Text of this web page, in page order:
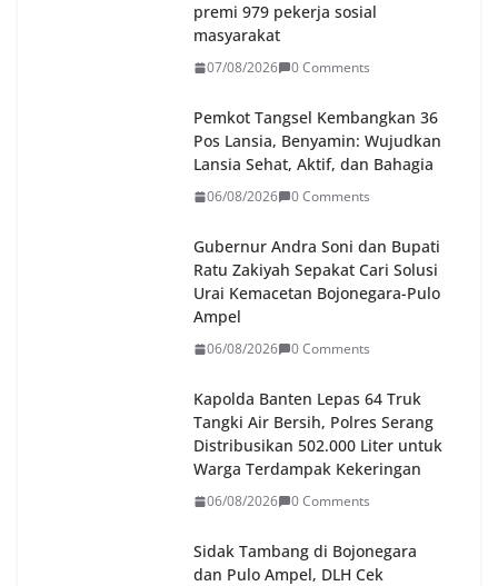
premi 979 pekerja sosial
masyarakat
07/08/2026 0 Comments
Pemkot Tangsel Kembangkan 36
Pos Lansia, Benyamin: Wujudkan
Lansia Sehat, Aktif, dan Bahagia
06/08/2026 0 Comments
Gubernur Andra Soni dan Bupati
Ratu Zakiyah Sepakat Cari Solusi
Urai Kemacetan Bojonegara-Pulo
Ampel
06/08/2026 0 Comments
Kapolda Banten Lepas 64 Truk
Tangki Air Bersih, Polres Serang
Distribusikan 502.000 Liter untuk
Warga Terdampak Kekeringan
06/08/2026 0 Comments
Sidak Tambang di Bojonegara
dan Pulo Ampel, DLH Cek